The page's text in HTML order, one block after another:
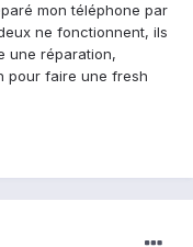
mon téléphone par
ne fonctionnent, ils
une réparation,
pour faire une fresh